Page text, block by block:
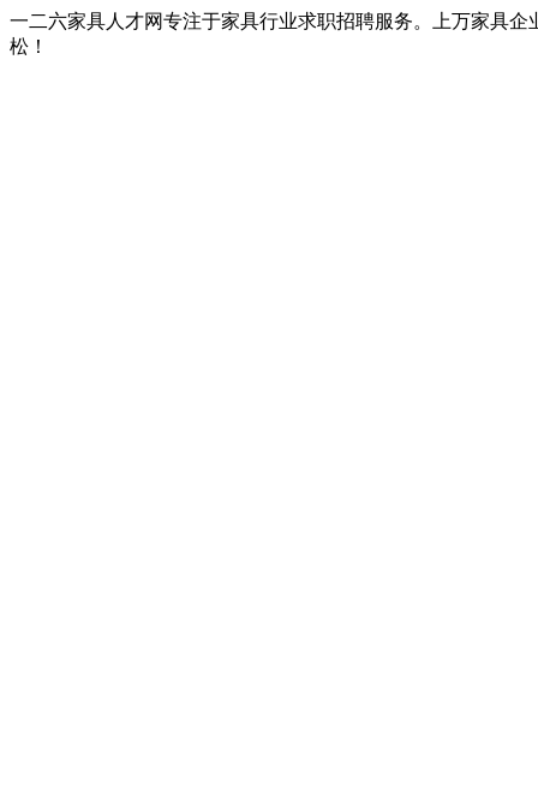
一二六家具人才网专注于家具行业求职招聘服务。上万家具
松！